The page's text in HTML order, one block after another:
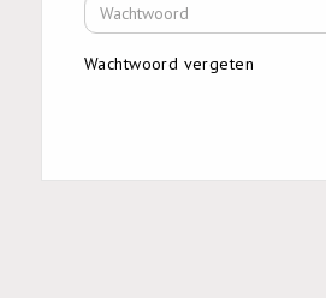
Wachtwoord vergeten